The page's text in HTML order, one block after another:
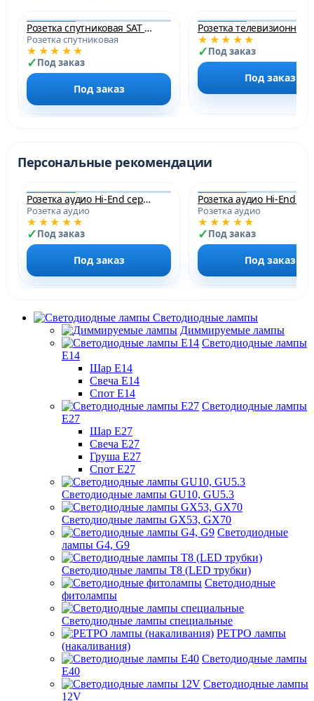
Розетка спутниковая SAT цвет Шампань
Розетка спутниковая
★★★★★
Под заказ
Под заказ
★★★★★
Под заказ
Под заказ
Персональные рекомендации
Розетка аудио Hi-End серая платина
Розетка аудио
★★★★★
Под заказ
Под заказ
Розетка аудио
★★★★★
Под заказ
Под заказ
Светодиодные лампы
Диммируемые лампы
Светодиодные лампы
Е14
Шар Е14
Свеча Е14
Спот Е14
Светодиодные лампы
Е27
Шар Е27
Свеча Е27
Груша Е27
Спот Е27
Светодиодные лампы GU10, GU5.3
Светодиодные лампы GX53, GX70
Светодиодные
лампы G4, G9
Светодиодные лампы Т8 (LED трубки)
Светодиодные
фитолампы
Светодиодные лампы специальные
РЕТРО лампы
(накаливания)
Светодиодные лампы
E40
Светодиодные лампы
12V